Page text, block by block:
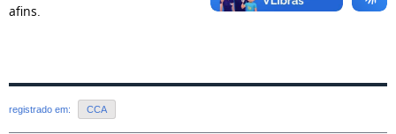
afins.
registrado em: CCA